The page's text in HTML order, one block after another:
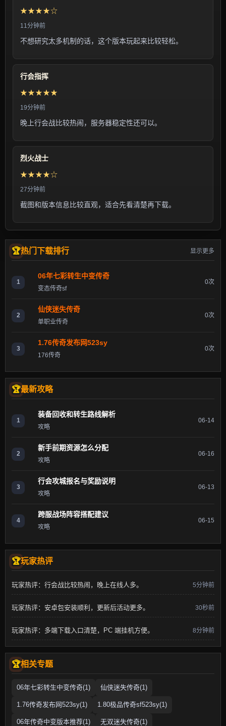
★★★★☆
11分钟前
不想研究太多机制的话，这个版本玩起来比较轻松。
行会指挥
★★★★★
19分钟前
晚上行会战比较热闹，服务器稳定性还可以。
烈火战士
★★★★☆
27分钟前
截图和版本信息比较直观，适合先看清楚再下载。
热门下载排行 显示更多
1
06年七彩转生中变传奇
变态传奇sf
0次
2
仙侠迷失传奇
单职业传奇
0次
3
1.76传奇发布网523sy
176传奇
0次
最新攻略
1
装备回收和转生路线解析
攻略
06-14
2
新手前期资源怎么分配
攻略
06-16
3
行会攻城报名与奖励说明
攻略
06-13
4
跨服战场阵容搭配建议
攻略
06-15
玩家热评
玩家热评：行会战比较热闹，晚上在线人多。 5分钟前
玩家热评：安卓包安装顺利，更新后活动更多。 30秒前
玩家热评：多端下载入口清楚，PC 端挂机方便。 8分钟前
相关专题
06年七彩转生中变传奇(1) 仙侠迷失传奇(1)
1.76传奇发布网523sy(1) 1.80极品传奇sf523sy(1)
06年传奇中变版本推荐(1) 无双迷失传奇(1)